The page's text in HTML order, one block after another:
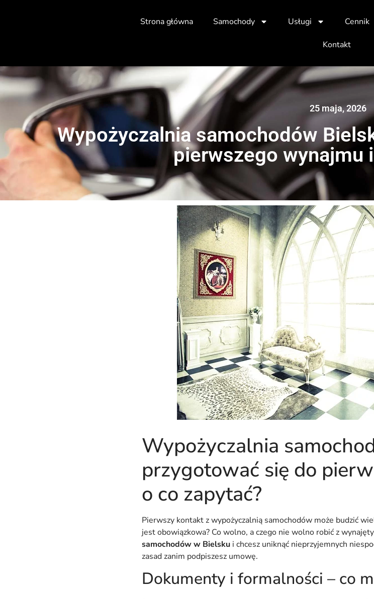
Strona główna Samochody Usługi Cennik
Kontakt
25 maja, 2026
Wypożyczalnia samochodów
pierwszego wynajmu
Wypożyczalnia
przygotować się do
o co zapytać?
Pierwszy kontakt z wypożyczalnią samochodów może budzić
jest obowiązkowa? Co wolno, a czego nie wolno robić z
samochodów w Bielsku i chcesz uniknąć nieprzyjemnych
zasad zanim podpiszesz umowę.
Dokumenty i formalności – co